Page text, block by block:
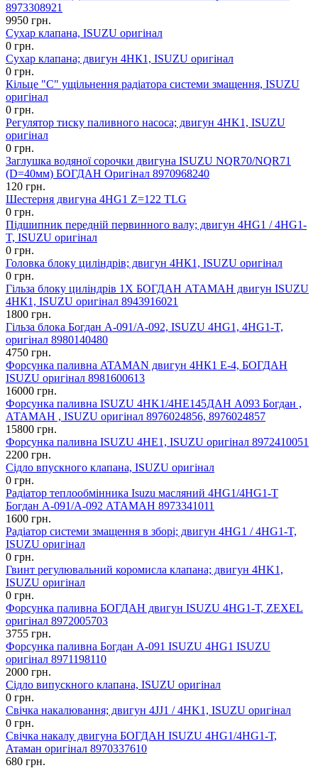
8973308921
9950 грн.
Сухар клапана, ISUZU оригінал
0 грн.
Сухар клапана; двигун 4НК1, ISUZU оригінал
0 грн.
Кільце "С" ущільнення радіатора системи змащення, ISUZU
оригінал
0 грн.
Регулятор тиску паливного насоса; двигун 4HK1, ISUZU
оригінал
0 грн.
Заглушка водяної сорочки двигуна ISUZU NQR70/NQR71
(D=40мм) БОГДАН Оригінал 8970968240
120 грн.
Шестерня двигуна 4HG1 Z=122 TLG
0 грн.
Підшипник передній первинного валу; двигун 4HG1 / 4HG1-
T, ISUZU оригінал
0 грн.
Головка блоку циліндрів; двигун 4HК1, ISUZU оригінал
0 грн.
Гільза блоку циліндрів 1Х БОГДАН АТАМАН двигун ISUZU
4HК1, ISUZU оригінал 8943916021
1800 грн.
Гільза блока Богдан А-091/А-092, ISUZU 4HG1, 4HG1-T,
оригінал 8980140480
4750 грн.
Форсунка паливна ATAMAN двигун 4HК1 E-4, БОГДАН
ISUZU оригінал 8981600613
16000 грн.
Форсунка паливна ISUZU 4HK1/4HE145ДАН А093 Богдан ,
АТАМАН , ISUZU оригінал 8976024856, 8976024857
15800 грн.
Форсунка паливна ISUZU 4НЕ1, ISUZU оригінал 8972410051
2200 грн.
Сідло впускного клапана, ISUZU оригінал
0 грн.
Радіатор теплообмінника Isuzu масляний 4HG1/4HG1-T
Богдан А-091/А-092 АТАМАН 8973341011
1600 грн.
Радіатор системи змащення в зборі; двигун 4HG1 / 4HG1-T,
ISUZU оригінал
0 грн.
Гвинт регулювальний коромисла клапана; двигун 4HK1,
ISUZU оригінал
0 грн.
Форсунка паливна БОГДАН двигун ISUZU 4HG1-Т, ZEXEL
оригінал 8972005703
3755 грн.
Форсунка паливна Богдан А-091 ISUZU 4HG1 ISUZU
оригінал 8971198110
2000 грн.
Сідло випускного клапана, ISUZU оригінал
0 грн.
Свічка накалювання; двигун 4JJ1 / 4HK1, ISUZU оригінал
0 грн.
Свічка накалу двигуна БОГДАН ISUZU 4HG1/4HG1-Т,
Атаман оригінал 8970337610
680 грн.